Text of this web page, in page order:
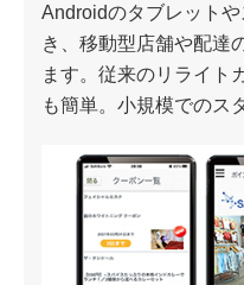
Androidのタブレット
き、移動型店舗や配達
ます。従来のリライト
も簡単。小規模でのス